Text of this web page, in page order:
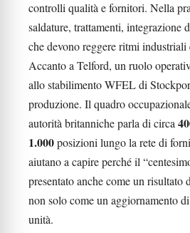
controlli qualità e fornitori. Nella
saldature, trattamenti, integrazione
che devono reggere ritmi
Accanto a Telford, un ruolo
allo stabilimento WFEL di
produzione. Il quadro
autorità britanniche parla di circa
1.000posizioni lungo la rete di
aiutano a capire perché il
presentato anche come un risultato
non solo come un aggiornamento
unità.